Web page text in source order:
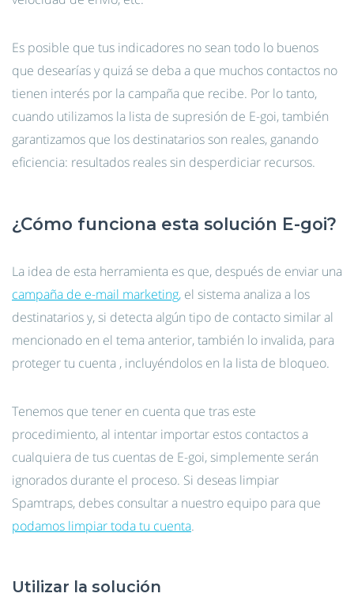
Es posible que tus indicadores no sean todo lo buenos
que desearías y quizá se deba a que muchos contactos no
tienen interés por la campaña que recibe. Por lo tanto,
cuando utilizamos la lista de supresión de E-goi, también
garantizamos que los destinatarios son reales, ganando
eficiencia: resultados reales sin desperdiciar recursos.
¿Cómo funciona esta solución E-goi?
La idea de esta herramienta es que, después de enviar una
campaña de e-mail marketing, el sistema analiza a los
destinatarios y, si detecta algún tipo de contacto similar al
mencionado en el tema anterior, también lo invalida, para
proteger tu cuenta , incluyéndolos en la lista de bloqueo.
Tenemos que tener en cuenta que tras este
procedimiento, al intentar importar estos contactos a
cualquiera de tus cuentas de E-goi, simplemente serán
ignorados durante el proceso. Si deseas limpiar
Spamtraps, debes consultar a nuestro equipo para que
podamos limpiar toda tu cuenta.
Utilizar la solución